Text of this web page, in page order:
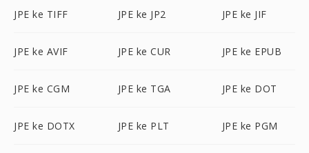
JPE ke TIFF JPE ke JP2 JPE ke JIF
JPE ke AVIF JPE ke CUR JPE ke EPUB
JPE ke CGM JPE ke TGA JPE ke DOT
JPE ke DOTX JPE ke PLT JPE ke PGM